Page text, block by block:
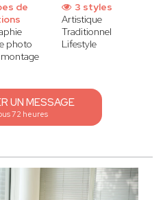
de
photo
3 styles
Artistique
Traditionnel
Lifestyle
UN MESSAGE
72 heures